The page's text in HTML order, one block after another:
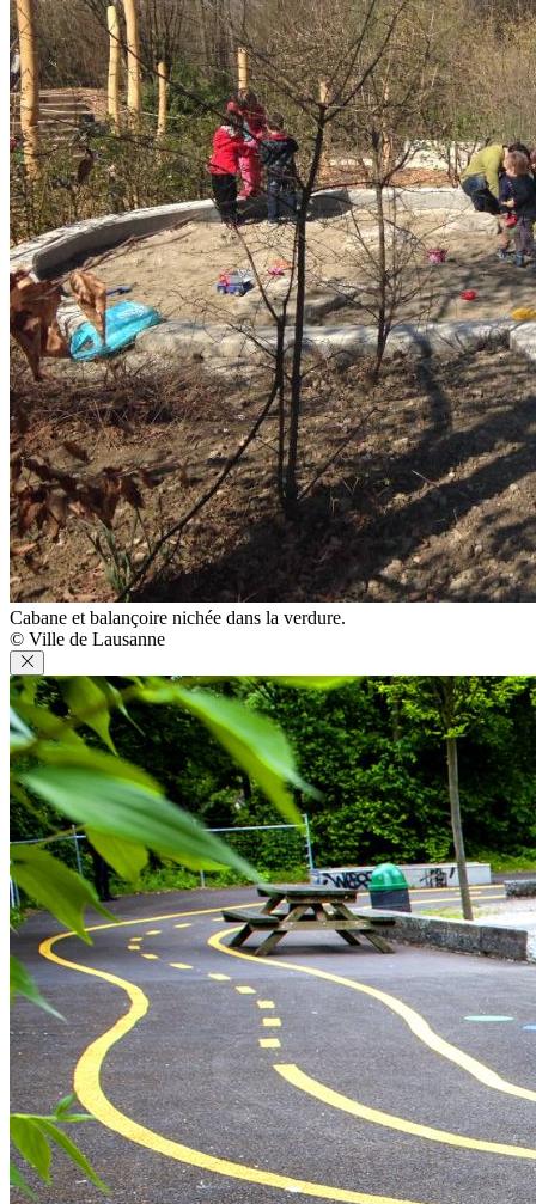
Cabane et balançoire nichée dans la verdure.
© Ville de Lausanne